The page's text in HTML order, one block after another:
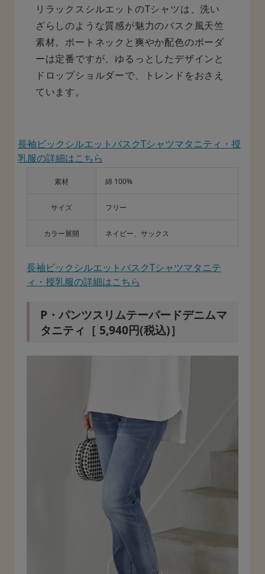
リラックスシルエットのTシャツは、洗い
ざらしのような質感が魅力のバスク風天竺
素材。ボートネックと爽やか配色のボーダ
ーは定番ですが、ゆるっとしたデザインと
ドロップショルダーで、トレンドをおさえ
ています。
長袖ビックシルエットバスクTシャツマタニティ・授
乳服の詳細はこちら
素材 綿 100%
サイズ フリー
カラー展開 ネイビー、サックス
長袖ビックシルエットバスクTシャツマタニテ
ィ・授乳服の詳細はこちら
P・パンツスリムテーパードデニムマ
タニティ［ 5,940円(税込)］